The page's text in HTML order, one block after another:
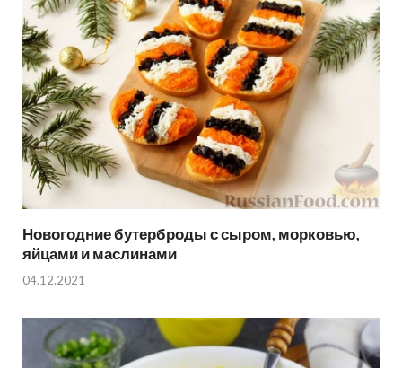
Новогодние бутерброды с сыром, морковью,
яйцами и маслинами
04.12.2021